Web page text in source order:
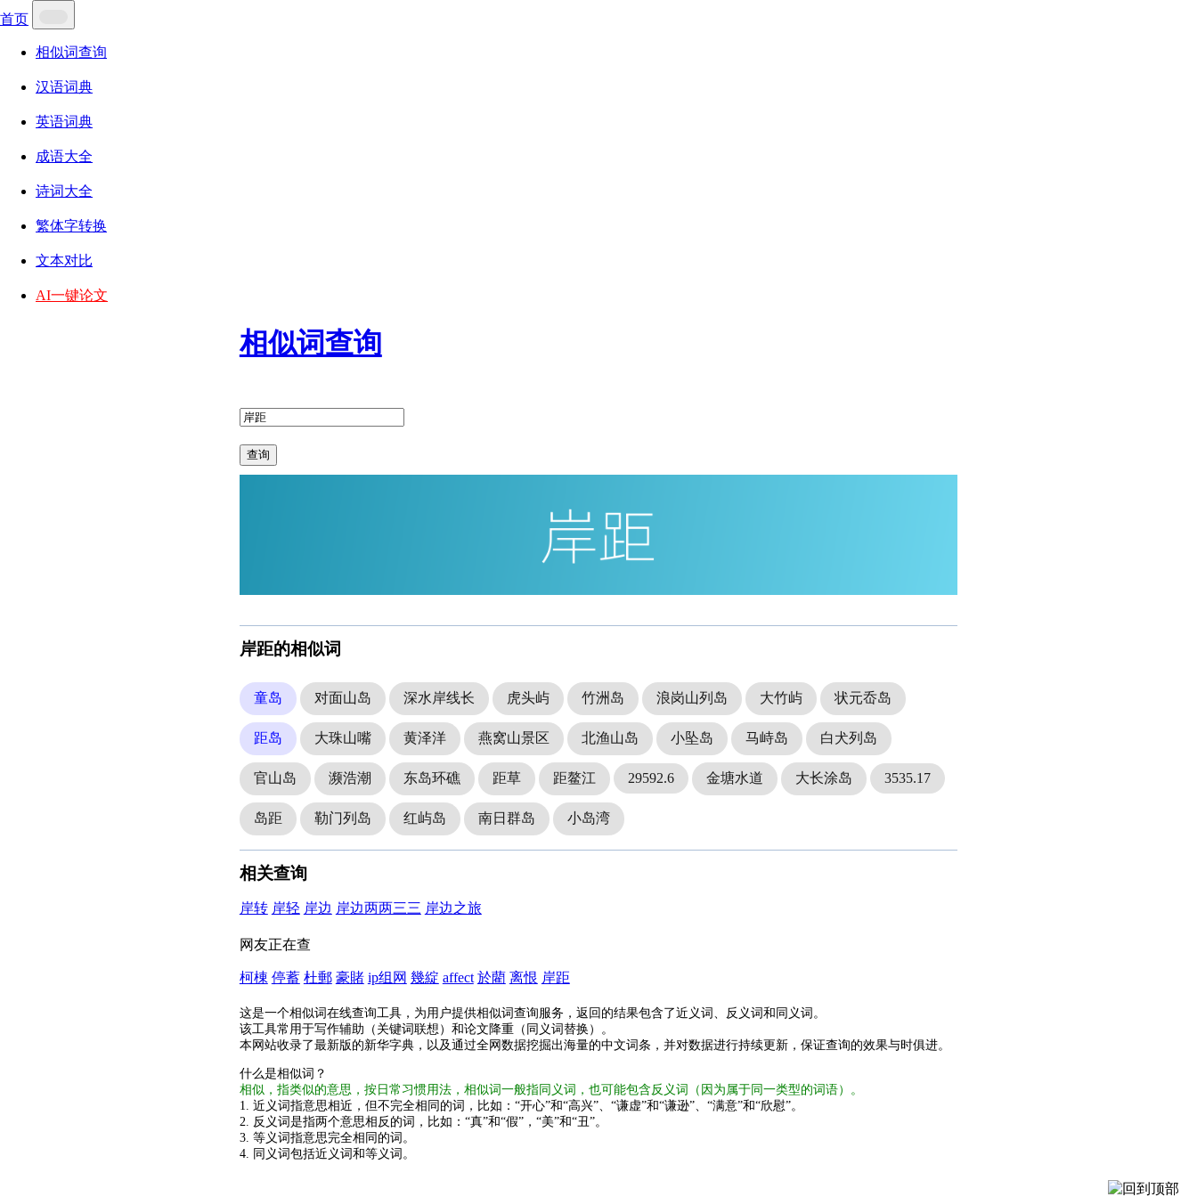
首页
相似词查询
汉语词典
英语词典
成语大全
诗词大全
繁体字转换
文本对比
AI一键论文
相似词查询
查询
岸距的相似词
童岛 对面山岛 深水岸线长 虎头屿 竹洲岛 浪岗山列岛 大竹屿 状元岙岛
距岛 大珠山嘴 黄泽洋 燕窝山景区 北渔山岛 小坠岛 马峙岛 白犬列岛
官山岛 濒浩潮 东岛环礁 距草 距鳌江 29592.6 金塘水道 大长涂岛 3535.17
岛距 勒门列岛 红屿岛 南日群岛 小岛湾
相关查询
岸转 岸轻 岸边 岸边两两三三 岸边之旅
网友正在查
柯棟 停蓄 杜郵 豪賭 ip组网 幾綻 affect 於藺 离恨 岸距
这是一个相似词在线查询工具，为用户提供相似词查询服务，返回的结果包含了近义词、反义词和同义词。
该工具常用于写作辅助（关键词联想）和论文降重（同义词替换）。
本网站收录了最新版的新华字典，以及通过全网数据挖掘出海量的中文词条，并对数据进行持续更新，保证查询的效果与时俱进。
什么是相似词？
相似，指类似的意思，按日常习惯用法，相似词一般指同义词，也可能包含反义词（因为属于同一类型的词语）。
1. 近义词指意思相近，但不完全相同的词，比如：“开心”和“高兴”、“谦虚”和“谦逊”、“满意”和“欣慰”。
2. 反义词是指两个意思相反的词，比如：“真”和“假”，“美”和“丑”。
3. 等义词指意思完全相同的词。
4. 同义词包括近义词和等义词。